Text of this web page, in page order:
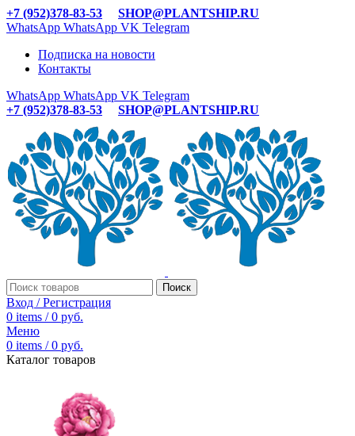
+7 (952)378-83-53
SHOP@PLANTSHIP.RU
WhatsApp WhatsApp VK Telegram
Подписка на новости
Контакты
WhatsApp WhatsApp VK Telegram
+7 (952)378-83-53
SHOP@PLANTSHIP.RU
Поиск
Вход / Регистрация
0 items / 0 руб.
Меню
0 items / 0 руб.
Каталог товаров